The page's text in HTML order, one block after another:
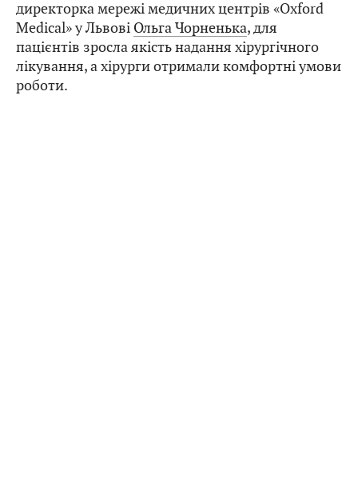
директорка мережі медичних центрів «Oxford
Medical» у Львові Ольга Чорненька, для
пацієнтів зросла якість надання хірургічного
лікування, а хірурги отримали комфортні умови
роботи.